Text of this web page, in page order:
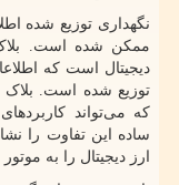
نگهداری توزیع شده
ممکن شده است.
دیجیتال است که
توزیع شده است. بلاک
که می‌تواند
ساده این تفاوت را
ارز دیجیتال را به